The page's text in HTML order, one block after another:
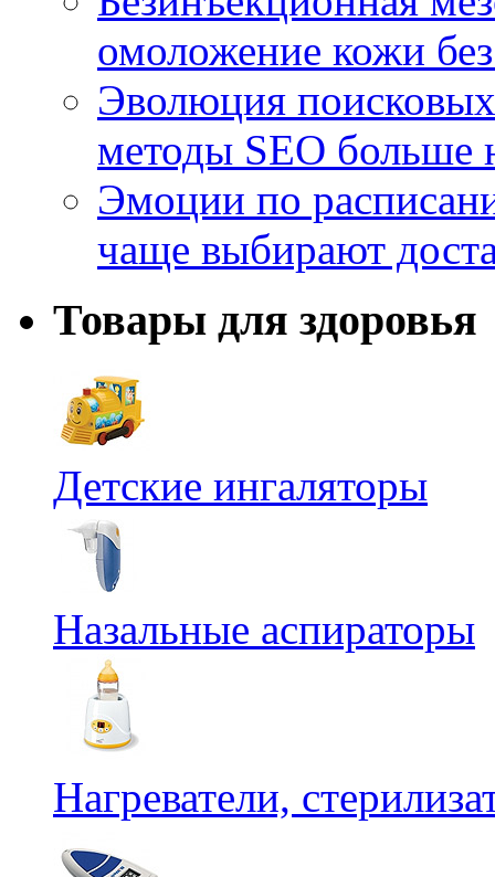
омоложение кожи
Эволюция
методы SEO больше
Эмоции по
чаще выбирают
Товары для здоровья
Детские ингаляторы
Назальные аспираторы
Нагреватели,